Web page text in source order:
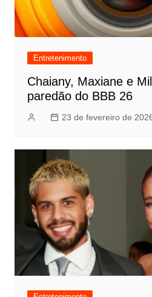
Entretenimento
Chaiany, Maxiane e
paredão do BBB 26
23 de fevereiro de